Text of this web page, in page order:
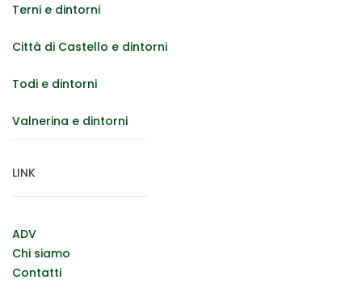
Terni e dintorni
Città di Castello e dintorni
Todi e dintorni
Valnerina e dintorni
LINK
ADV
Chi siamo
Contatti